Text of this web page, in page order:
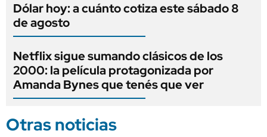
Dólar hoy: a cuánto cotiza este sábado 8
de agosto
Netflix sigue sumando clásicos de los
2000: la película protagonizada por
Amanda Bynes que tenés que ver
Otras noticias